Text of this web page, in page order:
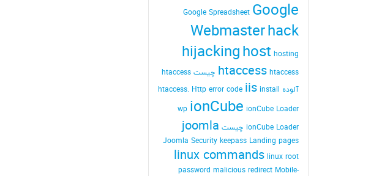
Google Spreadsheet Google
Webmasterhack
hijackinghost hosting
htaccess htaccess چیست
htaccess
آلوده
htaccess. Http error code iis install
wp ionCube ionCube Loader
ionCube Loader چیست
joomla
Joomla Security keepass Landing pages
linux commands linux root
password malicious redirect Mobile-